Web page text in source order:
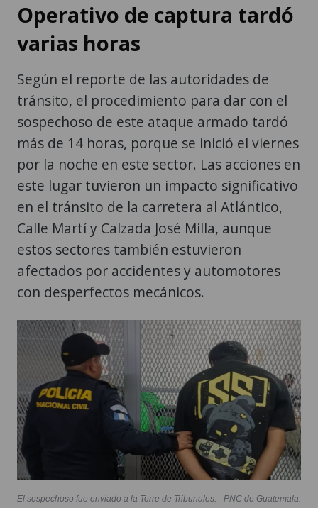
Operativo de captura tardó
varias horas
Según el reporte de las autoridades de
tránsito, el procedimiento para dar con el
sospechoso de este ataque armado tardó
más de 14 horas, porque se inició el viernes
por la noche en este sector. Las acciones en
este lugar tuvieron un impacto significativo
en el tránsito de la carretera al Atlántico,
Calle Martí y Calzada José Milla, aunque
estos sectores también estuvieron
afectados por accidentes y automotores
con desperfectos mecánicos.
El sospechoso fue enviado a la Torre de Tribunales. - PNC de Guatemala.